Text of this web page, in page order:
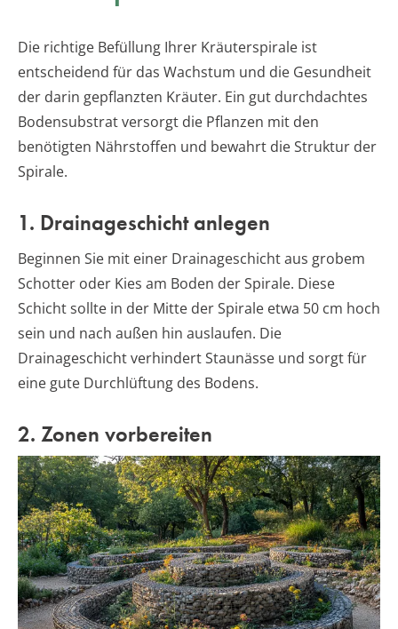
Die richtige Befüllung Ihrer Kräuterspirale ist
entscheidend für das Wachstum und die Gesundheit
der darin gepflanzten Kräuter. Ein gut durchdachtes
Bodensubstrat versorgt die Pflanzen mit den
benötigten Nährstoffen und bewahrt die Struktur der
Spirale.
1. Drainageschicht anlegen
Beginnen Sie mit einer Drainageschicht aus grobem
Schotter oder Kies am Boden der Spirale. Diese
Schicht sollte in der Mitte der Spirale etwa 50 cm hoch
sein und nach außen hin auslaufen. Die
Drainageschicht verhindert Staunässe und sorgt für
eine gute Durchlüftung des Bodens.
2. Zonen vorbereiten